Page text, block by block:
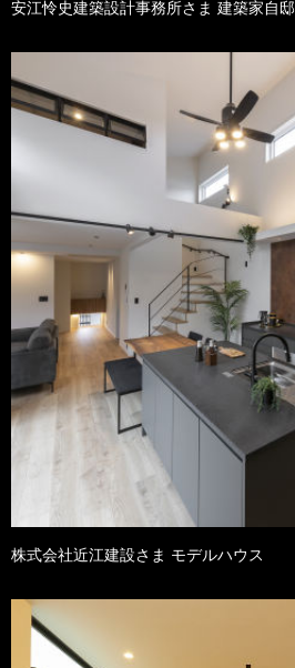
安江怜史建築設計事務所さま 建築家自邸
株式会社近江建設さま モデルハウス